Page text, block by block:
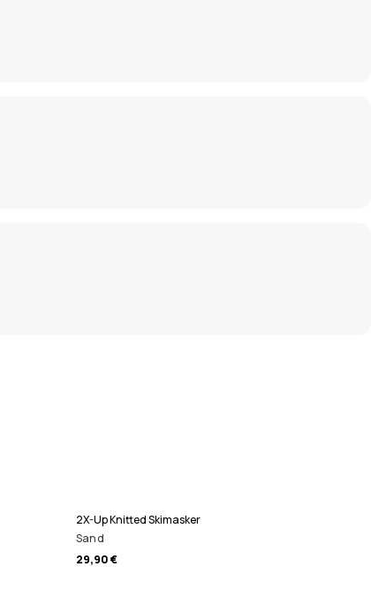
2X-Up Knitted Skimasker
Sand
29,90 €